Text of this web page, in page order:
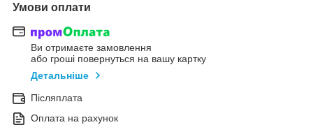
Умови оплати
Ви отримаєте замовлення
або гроші повернуться на вашу картку
Детальніше
Післяплата
Оплата на рахунок